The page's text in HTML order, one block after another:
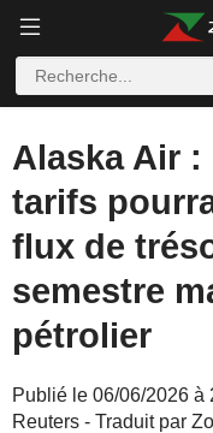
Alaska Air :
tarifs
flux de
semestre
pétrolier
Publié le 06/06/2026 à
Reuters - Traduit par